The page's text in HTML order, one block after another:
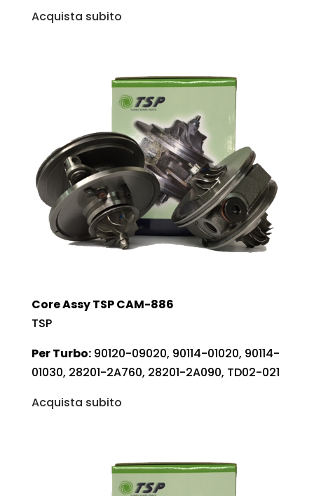
Acquista subito
Core Assy TSP CAM-886
TSP
Per Turbo:90120-09020, 90114-01020, 90114-
01030, 28201-2A760, 28201-2A090, TD02-021
Acquista subito